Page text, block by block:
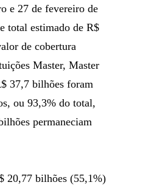
e 27 de fevereiro de
total estimado de R$
de cobertura
Master, Master
37,7 bilhões foram
ou 93,3% do total,
permaneciam
20,77 bilhões (55,1%)